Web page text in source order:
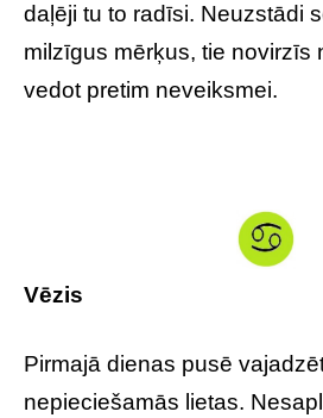
daļēji tu to radīsi. Neuzstādi
milzīgus mērķus, tie novirzīs
vedot pretim neveiksmei.
Vēzis
Pirmajā dienas pusē
nepieciešamās lietas.